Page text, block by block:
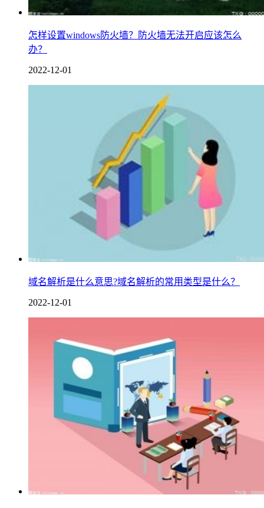
怎样设置windows防火墙？防火墙无法开启应该怎么
办？
2022-12-01
域名解析是什么意思?域名解析的常用类型是什么？
2022-12-01